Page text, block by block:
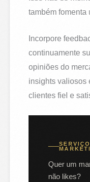
também fomenta
Incorpore
continuamente
opiniões do
insights valiosos
clientes fiel e
Quer um
não likes?